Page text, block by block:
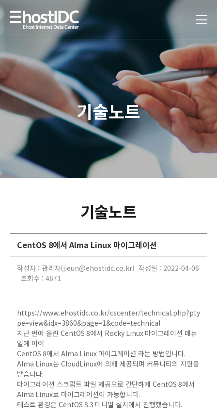
기술노트
기술노트
CentOS 8에서 Alma Linux 마이그레이션
작성자 : 관리자(jieun@ehostidc.co.kr) 작성일 : 2022-04-06
조회수 : 4671
https://www.ehostidc.co.kr/cscenter/technical.php?pty
pe=view&idx=3860&page=1&code=technical
지난 번에 올린 CentOS 8에서 Rocky Linux 마이그레이션 매뉴
얼에 이어
CentOS 8에서 Alma Linux 마이그레이션 하는 방법입니다.
Alma Linux는 CloudLinux에 의해 제공되며 커뮤니티의 지원을
받습니다.
마이그레이션 스크립트 파일 제공으로 간단하게 CentOS 8에서
Alma Linux로 마이그레이션이 가능합니다.
테스트 환경은 CentOS 8.3 미니멀 설치에서 진행했습니다.